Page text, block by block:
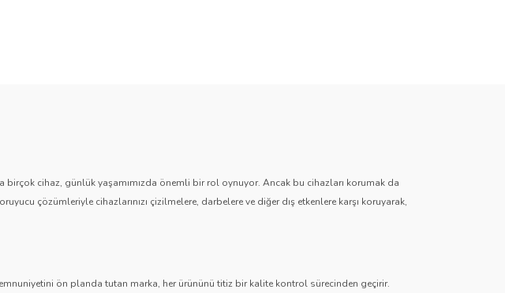
cihaz, günlük yaşamımızda önemli bir rol oynuyor. Ancak bu cihazları korumak da
çözümleriyle cihazlarınızı çizilmelere, darbelere ve diğer dış etkenlere karşı koruyarak,
ön planda tutan marka, her ürününü titiz bir kalite kontrol sürecinden geçirir.